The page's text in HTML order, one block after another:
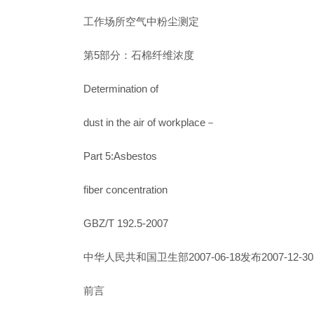
工作场所空气中粉尘测定
第5部分：石棉纤维浓度
Determination of
dust in the air of workplace－
Part 5:Asbestos
fiber concentration
GBZ/T 192.5-2007
中华人民共和国卫生部2007-06-18发布2007-12-
前言